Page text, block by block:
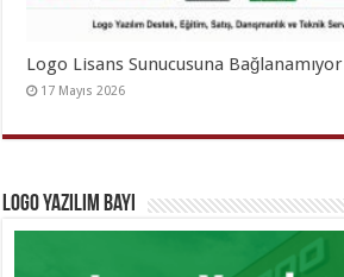
Logo Lisans Sunucusuna Bağlanamıyor
17 Mayıs 2026
Logo Yazılım Bayi